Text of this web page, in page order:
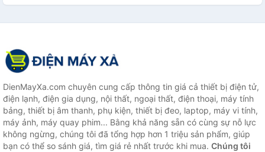
DienMayXa.com chuyên cung cấp thông tin giá cả thiết bị điện tử,
điện lạnh, điện gia dụng, nội thất, ngoại thất, điện thoại, máy tính
bảng, thiết bị âm thanh, phụ kiện, thiết bị đeo, laptop, máy vi tính,
máy ảnh, máy quay phim... Bằng khả năng sẵn có cùng sự nỗ lực
không ngừng, chúng tôi đã tổng hợp hơn 1 triệu sản phẩm, giúp
bạn có thể so sánh giá, tìm giá rẻ nhất trước khi mua. Chúng tôi